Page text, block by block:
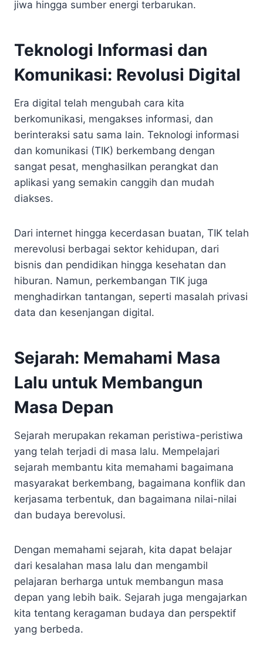
jiwa hingga sumber energi terbarukan.
Teknologi Informasi dan
Komunikasi: Revolusi Digital
Era digital telah mengubah cara kita
berkomunikasi, mengakses informasi, dan
berinteraksi satu sama lain. Teknologi informasi
dan komunikasi (TIK) berkembang dengan
sangat pesat, menghasilkan perangkat dan
aplikasi yang semakin canggih dan mudah
diakses.
Dari internet hingga kecerdasan buatan, TIK telah
merevolusi berbagai sektor kehidupan, dari
bisnis dan pendidikan hingga kesehatan dan
hiburan. Namun, perkembangan TIK juga
menghadirkan tantangan, seperti masalah privasi
data dan kesenjangan digital.
Sejarah: Memahami Masa
Lalu untuk Membangun
Masa Depan
Sejarah merupakan rekaman peristiwa-peristiwa
yang telah terjadi di masa lalu. Mempelajari
sejarah membantu kita memahami bagaimana
masyarakat berkembang, bagaimana konflik dan
kerjasama terbentuk, dan bagaimana nilai-nilai
dan budaya berevolusi.
Dengan memahami sejarah, kita dapat belajar
dari kesalahan masa lalu dan mengambil
pelajaran berharga untuk membangun masa
depan yang lebih baik. Sejarah juga mengajarkan
kita tentang keragaman budaya dan perspektif
yang berbeda.